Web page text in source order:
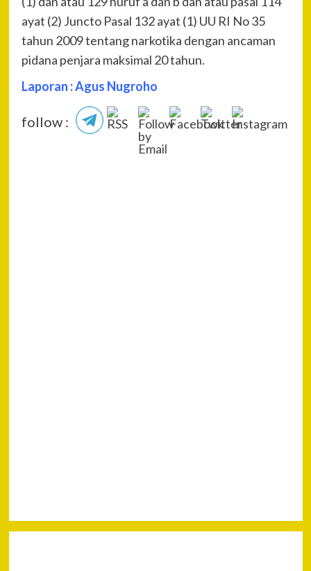
ayat (2) Juncto Pasal 132 ayat (1) UU RI No 35
tahun 2009 tentang narkotika dengan ancaman
pidana penjara maksimal 20 tahun.
Laporan : Agus Nugroho
follow :